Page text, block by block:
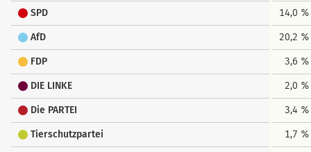
SPD 14,0 %
AfD 20,2 %
FDP 3,6 %
DIE LINKE 2,0 %
Die PARTEI 3,4 %
Tierschutzpartei 1,7 %